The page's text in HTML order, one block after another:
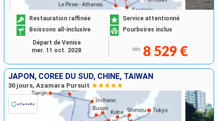
Restauration raffinée
Service attentionné
Boissons all-inclusive
Pourboires inclus
dès 8 529 €
Départ de Venise
mer. 11 oct. 2028
JAPON, CORÉE DU SUD, CHINE, TAÏWAN
30 jours, Azamara Pursuit